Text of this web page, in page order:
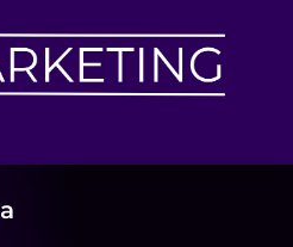
digital e como evitá-los
no marketing
evitá-los